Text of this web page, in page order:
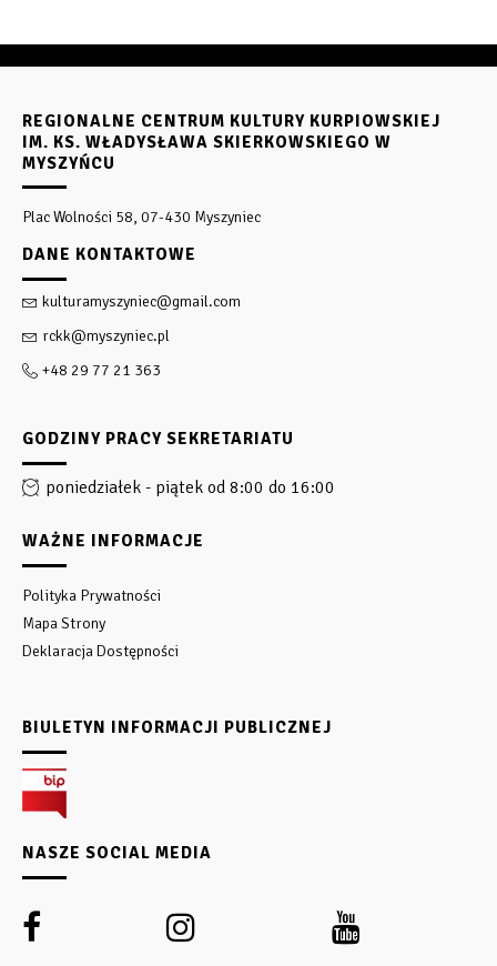
REGIONALNE CENTRUM KULTURY KURPIOWSKIEJ
IM. KS. WŁADYSŁAWA SKIERKOWSKIEGO W
MYSZYŃCU
Plac Wolności 58, 07-430 Myszyniec
DANE KONTAKTOWE
kulturamyszyniec@gmail.com
rckk@myszyniec.pl
+48 29 77 21 363
GODZINY PRACY SEKRETARIATU
poniedziałek - piątek od 8:00 do 16:00
WAŻNE INFORMACJE
Polityka Prywatności
Mapa Strony
Deklaracja Dostępności
BIULETYN INFORMACJI PUBLICZNEJ
NASZE SOCIAL MEDIA